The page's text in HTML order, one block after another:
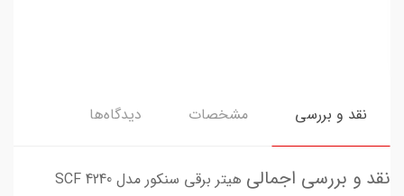
نقد و بررسی مشخصات دیدگاه‌ها
نقد و بررسی اجمالی هیتر برقی سنکور مدل SCF 4240